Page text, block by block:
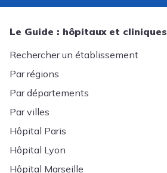
Le Guide : hôpitaux et cliniques
Rechercher un établissement
Par régions
Par départements
Par villes
Hôpital Paris
Hôpital Lyon
Hôpital Marseille